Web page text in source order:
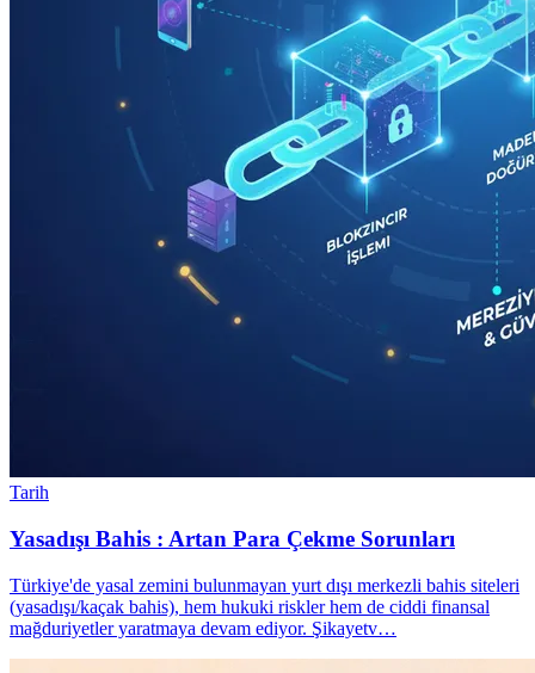
Tarih
Yasadışı Bahis : Artan Para Çekme Sorunları
Türkiye'de yasal zemini bulunmayan yurt dışı merkezli bahis siteleri
(yasadışı/kaçak bahis), hem hukuki riskler hem de ciddi finansal
mağduriyetler yaratmaya devam ediyor. Şikayetv…